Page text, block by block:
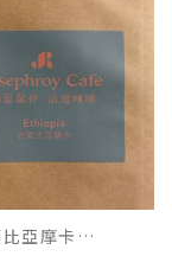
品選 衣索比亞摩卡原豆(227g) 品飲滑順濃郁原始香醇咖啡